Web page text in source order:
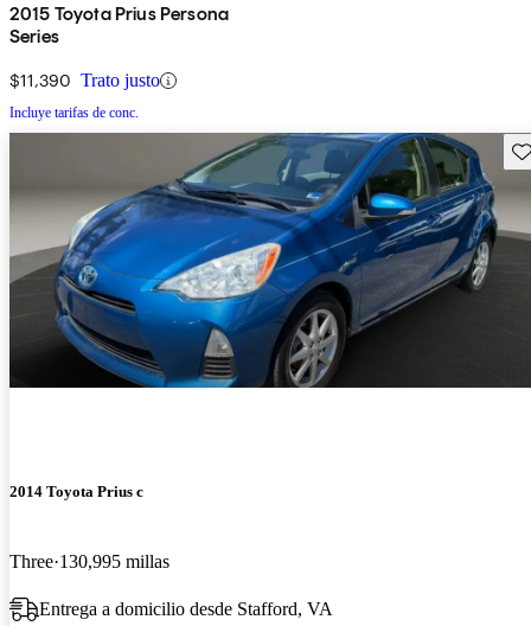
2015 Toyota Prius Persona
Series
$11,390 Trato justo
Incluye tarifas de conc.
2014 Toyota Prius c
Three 130,995 millas
Entrega a domicilio desde Stafford, VA